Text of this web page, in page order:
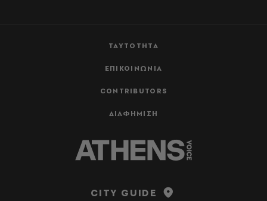
ΤΑΥΤΟΤΗΤΑ
ΕΠΙΚΟΙΝΩΝΙΑ
CONTRIBUTORS
ΔΙΑΦΗΜΙΣΗ
CITY GUIDE